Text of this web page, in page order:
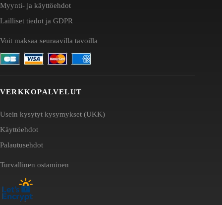
Myynti- ja käyttöehdot
Lailliset tiedot ja GDPR
Voit maksaa seuraavilla tavoilla
VERKKOPALVELUT
Usein kysytyt kysymykset (UKK)
Käyttöehdot
Palautusehdot
Turvallinen ostaminen